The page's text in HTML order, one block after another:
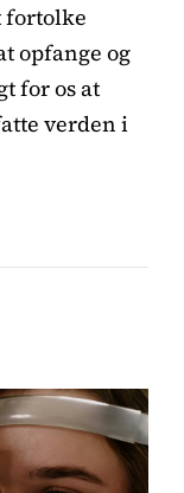
fortolke
opfange og
for os at
verden i